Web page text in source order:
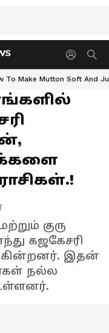
To Make Mutton Soft And
குரு
கஜகேசரி
இதன்
நல்ல